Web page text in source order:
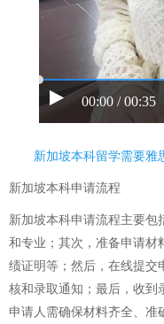
00:00 / 00:35
新加坡本科留学需要雅
新加坡本科申请流程
新加坡本科申请流程主要包
和专业；其次，准备申请材
绩证明等；然后，在线提交
核和录取通知；最后，收到
申请人需确保材料齐全、准